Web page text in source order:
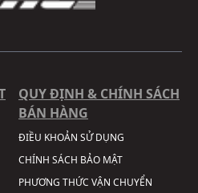
QUY ĐỊNH & CHÍNH SÁCH
BÁN HÀNG
ĐIỀU KHOẢN SỬ DỤNG
CHÍNH SÁCH BẢO MẬT
PHƯƠNG THỨC VẬN CHUYỂN